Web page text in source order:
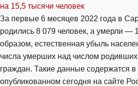
За первые 6 месяцев 2022 года в
родились 8 079 человек, а умерли —
образом, естественная убыль
числа умерших над числом
граждан. Такие данные содержатся в
опубликованном сегодня на сайте